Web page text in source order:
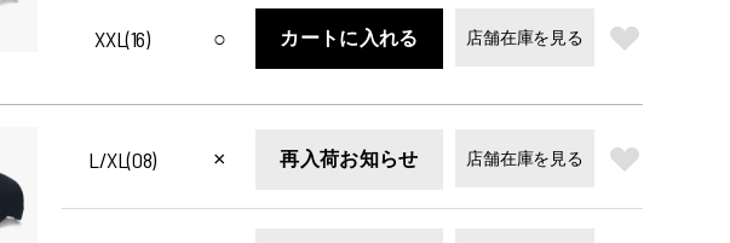
XXL(16) ○ カートに入れる 店舗在庫を見る
L/XL(08) × 再入荷お知らせ 店舗在庫を見る